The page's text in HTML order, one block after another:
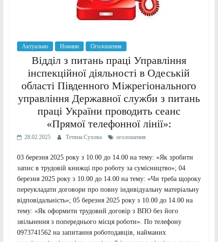
Актуально Новини Оголошення
Відділ з питань праці Управління
інспекційної діяльності в Одеській
області Південного Міжрегіонального
управління Державної служби з питань
праці України проводить сеанс
«Прямої телефонної лінії»:
28.02.2025 Тетяна Сухова оголошення
03 березня 2025 року з 10.00 до 14.00 на тему: «Як зробити
запис в трудовій книжці про роботу за сумісництво»; 04
березня 2025 року з 10.00 до 14.00 на тему: «Чи треба щороку
переукладати договори про повну індивідуальну матеріальну
відповідальність»; 05 березня 2025 року з 10.00 до 14.00 на
тему: «Як оформити трудовий договір з ВПО без його
звільнення з попереднього місця роботи». По телефону
0973741562 на запитання роботодавців, найманих